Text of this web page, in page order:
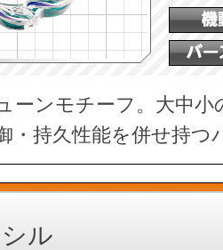
ーンモチーフ。大中
・持久性能を併せ持
ル